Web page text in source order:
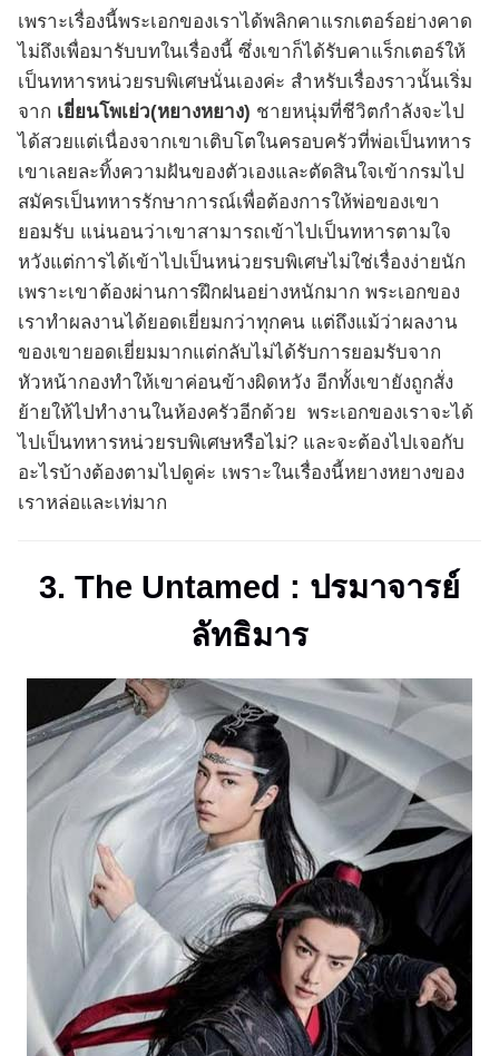
เพราะเรื่องนี้พระเอกของเราได้พลิกคาแรกเตอร์อย่างคาด
ไม่ถึงเพื่อมารับบทในเรื่องนี้ ซึ่งเขาก็ได้รับคาแร็กเตอร์ให้
เป็นทหารหน่วยรบพิเศษนั่นเองค่ะ สำหรับเรื่องราวนั้นเริ่ม
จาก เยี่ยนโพเย่ว(หยางหยาง) ชายหนุ่มที่ชีวิตกำลังจะไป
ได้สวยแต่เนื่องจากเขาเติบโตในครอบครัวที่พ่อเป็นทหาร
เขาเลยละทิ้งความฝันของตัวเองและตัดสินใจเข้ากรมไป
สมัครเป็นทหารรักษาการณ์เพื่อต้องการให้พ่อของเขา
ยอมรับ แน่นอนว่าเขาสามารถเข้าไปเป็นทหารตามใจ
หวังแต่การได้เข้าไปเป็นหน่วยรบพิเศษไม่ใช่เรื่องง่ายนัก
เพราะเขาต้องผ่านการฝึกฝนอย่างหนักมาก พระเอกของ
เราทำผลงานได้ยอดเยี่ยมกว่าทุกคน แต่ถึงแม้ว่าผลงาน
ของเขายอดเยี่ยมมากแต่กลับไม่ได้รับการยอมรับจาก
หัวหน้ากองทำให้เขาค่อนข้างผิดหวัง อีกทั้งเขายังถูกสั่ง
ย้ายให้ไปทำงานในห้องครัวอีกด้วย พระเอกของเราจะได้
ไปเป็นทหารหน่วยรบพิเศษหรือไม่? และจะต้องไปเจอกับ
อะไรบ้างต้องตามไปดูค่ะ เพราะในเรื่องนี้หยางหยางของ
เราหล่อและเท่มาก
3. The Untamed : ปรมาจารย์
ลัทธิมาร